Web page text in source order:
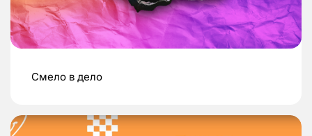
Смело в дело